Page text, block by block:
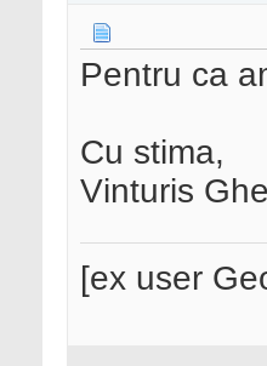
Pentru ca
Cu stima,
Vinturis
[ex user